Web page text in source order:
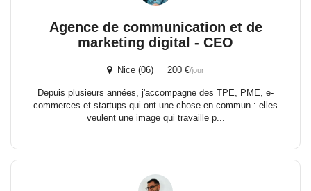
Agence de communication et de
marketing digital - CEO
Nice (06) 200 €/jour
Depuis plusieurs années, j'accompagne des TPE, PME, e-
commerces et startups qui ont une chose en commun : elles
veulent une image qui travaille p...